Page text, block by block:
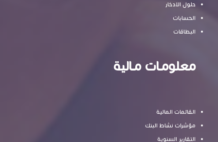
حلول الادخار
الحسابات
البطاقات
معلومـات مـالية
القائمات المالية
مؤشرات نشاط البنك
التقارير السنوية